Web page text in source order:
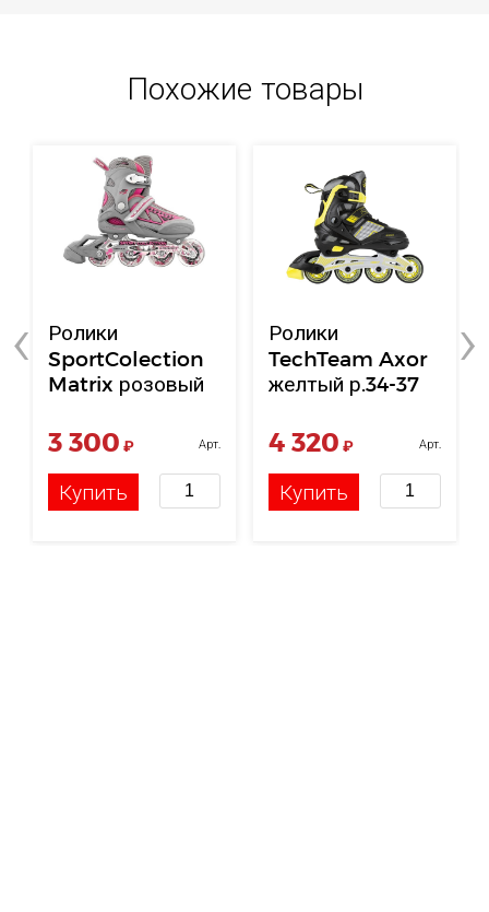
Похожие товары
Ролики
SportColection
Matrix розовый
3 300 ₽
Арт.
Купить
Ролики
TechTeam Axor
желтый р.34-37
4 320 ₽
Арт.
Купить
‹ ›